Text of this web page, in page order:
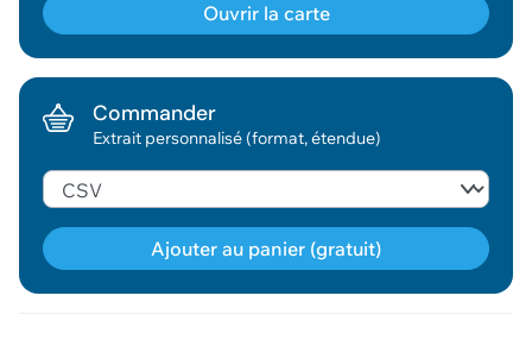
Ouvrir la carte
Commander
Extrait personnalisé (format, étendue)
Ajouter au panier (gratuit)